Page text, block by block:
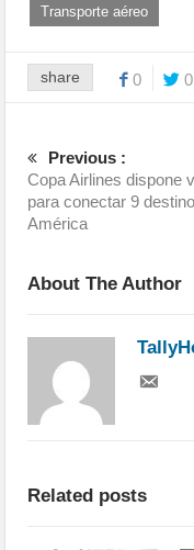
Transporte aéreo
share 0 0
Previous :
Copa Airlines dispone
para conectar 9
América
About The Author
Related posts